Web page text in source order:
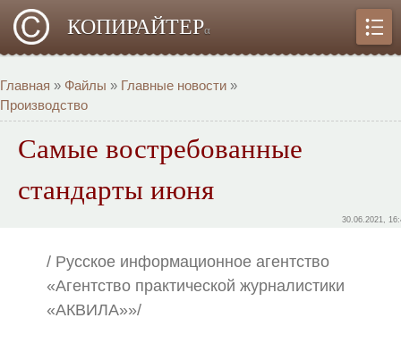
КОПИРАЙТЕРα
Главная » Файлы » Главные новости »
Производство
Самые востребованные
стандарты июня
30.06.2021,
/ Русское информационное агентство
«Агентство практической журналистики
«АКВИЛА»»/